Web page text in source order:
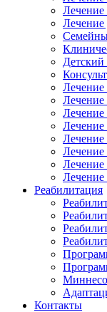
Лечение
Лечение
Детский
Лечение
Лечение
Лечение
Лечение
Лечение
Лечение
Лечение
Реабилитация
Контакты